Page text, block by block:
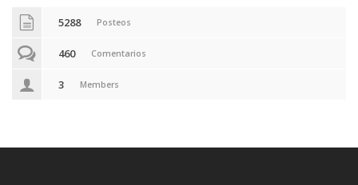
5288 Posteos
460 Comentarios
3 Members